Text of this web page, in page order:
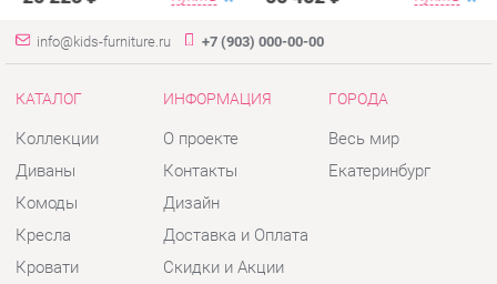
Кресла
Стеллажи
Пуфы
Столы
Стулья
Тумбы
Шкафы
Доставка и Оплата
Политика
Гарантия
Помощь